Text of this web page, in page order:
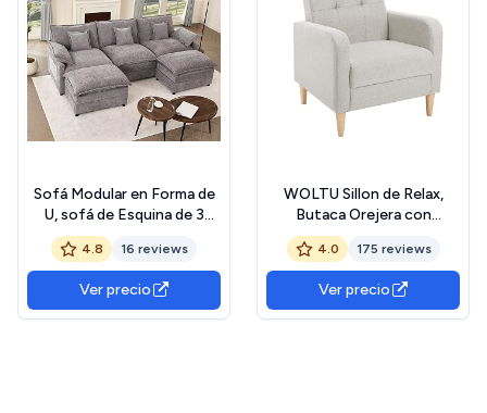
Sofá Modular en Forma de
U, sofá de Esquina de 3
plazas con Taburete,
diseño de Asiento
Profundo, sofá Nube para
Sala de Estar (Gris)
4.8 16 reviews
Ver precio
WOLTU Sillon de Relax,
Butaca Orejera con
Respaldo Alto, Sofá
Individual con
Reposabrazos, Sillón
Lounge para Salón,
Dormitorio y Balcón, Patas
4.0 175 reviews
Ver precio